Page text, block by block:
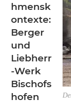
hmensk
ontexte:
Berger
und
Liebherr
-Werk
Bischofs
hofen